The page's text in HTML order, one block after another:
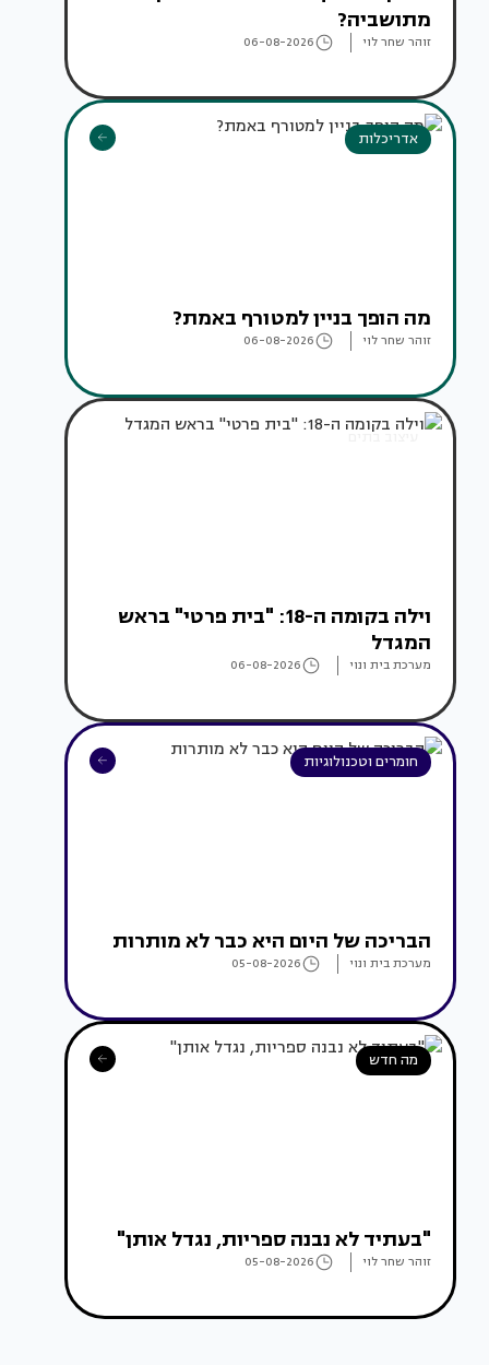
מתושביה?
זוהר שחר לוי 06-08-2026
אדריכלות
מה הופך בניין למטורף באמת?
זוהר שחר לוי 06-08-2026
עיצוב בתים
וילה בקומה ה-18: "בית פרטי" בראש
המגדל
מערכת בית ונוי 06-08-2026
חומרים וטכנולוגיות
הבריכה של היום היא כבר לא מותרות
מערכת בית ונוי 05-08-2026
מה חדש
"בעתיד לא נבנה ספריות, נגדל אותן"
זוהר שחר לוי 05-08-2026